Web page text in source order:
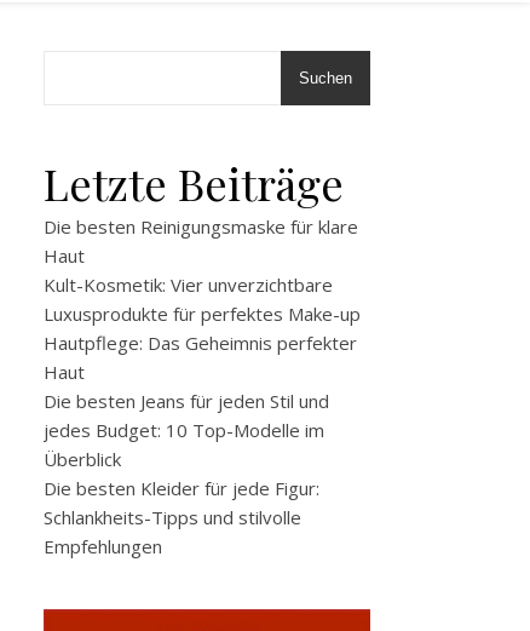
Suchen
Letzte Beiträge
Die besten Reinigungsmaske für klare
Haut
Kult-Kosmetik: Vier unverzichtbare
Luxusprodukte für perfektes Make-up
Hautpflege: Das Geheimnis perfekter
Haut
Die besten Jeans für jeden Stil und
jedes Budget: 10 Top-Modelle im
Überblick
Die besten Kleider für jede Figur:
Schlankheits-Tipps und stilvolle
Empfehlungen